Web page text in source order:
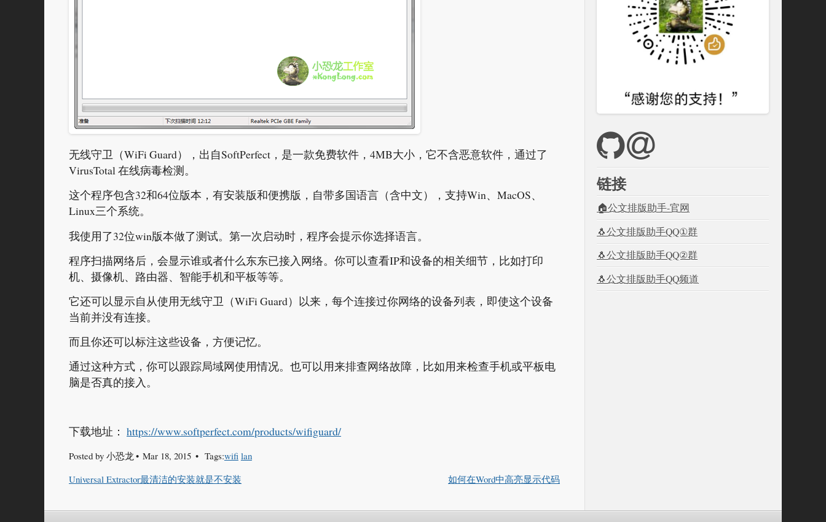
无线守卫（WiFi Guard），出自SoftPerfect，是一款免费软件，4MB大小，它不含恶意软件，通过了
VirusTotal 在线病毒检测。
这个程序包含32和64位版本，有安装版和便携版，自带多国语言（含中文），支持Win、MacOS、
Linux三个系统。
我使用了32位win版本做了测试。第一次启动时，程序会提示你选择语言。
程序扫描网络后，会显示谁或者什么东东已接入网络。你可以查看IP和设备的相关细节，比如打印
机、摄像机、路由器、智能手机和平板等等。
它还可以显示自从使用无线守卫（WiFi Guard）以来，每个连接过你网络的设备列表，即使这个设备
当前并没有连接。
而且你还可以标注这些设备，方便记忆。
通过这种方式，你可以跟踪局域网使用情况。也可以用来排查网络故障，比如用来检查手机或平板电
脑是否真的接入。
下载地址： https://www.softperfect.com/products/wifiguard/
Posted by 小恐龙 Mar 18, 2015 Tags:wifi lan
Universal Extractor最清洁的安装就是不安装
如何在Word中高亮显示代码
链接
🏠公文排版助手-官网
🐧公文排版助手QQ①群
🐧公文排版助手QQ②群
🐧公文排版助手QQ频道